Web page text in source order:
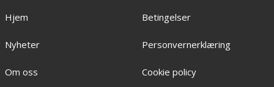
Hjem
Nyheter
Om oss
Betingelser
Personvernerklæring
Cookie policy